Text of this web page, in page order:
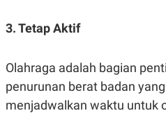
NS
JARINGAN
3. Tetap Aktif
Olahraga adalah bagian
penurunan berat badan
menjadwalkan waktu untuk